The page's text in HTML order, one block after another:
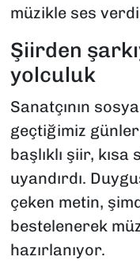
müzikle ses
Şiirden
yolculuk
Sanatçının
geçtiğimiz
başlıklı şiir,
uyandırdı.
çeken metin,
bestelenerek
hazırlanıyor.